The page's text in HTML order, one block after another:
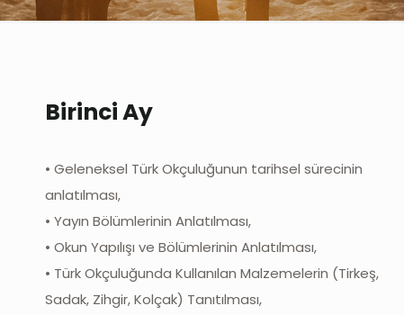
Birinci Ay
• Geleneksel Türk Okçuluğunun tarihsel sürecinin
anlatılması,
• Yayın Bölümlerinin Anlatılması,
• Okun Yapılışı ve Bölümlerinin Anlatılması,
• Türk Okçuluğunda Kullanılan Malzemelerin (Tirkeş,
Sadak, Zihgir, Kolçak) Tanıtılması,